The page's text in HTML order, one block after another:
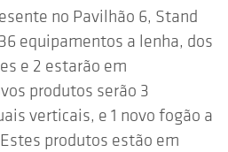
no Pavilhão 6, Stand
equipamentos a lenha, dos
e 2 estarão em
produtos serão 3
verticais, e 1 novo fogão a
produtos estão em